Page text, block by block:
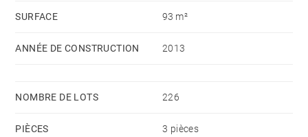
sont des atouts majeurs pour votre futur lieu de vie.
ce bien.
SURFACE 93 m²
ANNÉE DE CONSTRUCTION 2013
NOMBRE DE LOTS 226
PIÈCES 3 pièces